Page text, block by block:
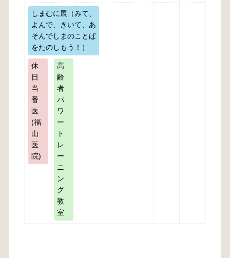
しまむに展（みて、
よんで、きいて、あ
そんでしまのことば
をたのしもう！）
休
日
当
番
医
(福
山
医
院)
高
齢
者
パ
ワ
ー
ト
レ
ー
ニ
ン
グ
教
室